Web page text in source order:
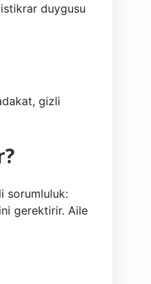
istikrar duygusu
gizli
sorumluluk:
gerektirir. Aile